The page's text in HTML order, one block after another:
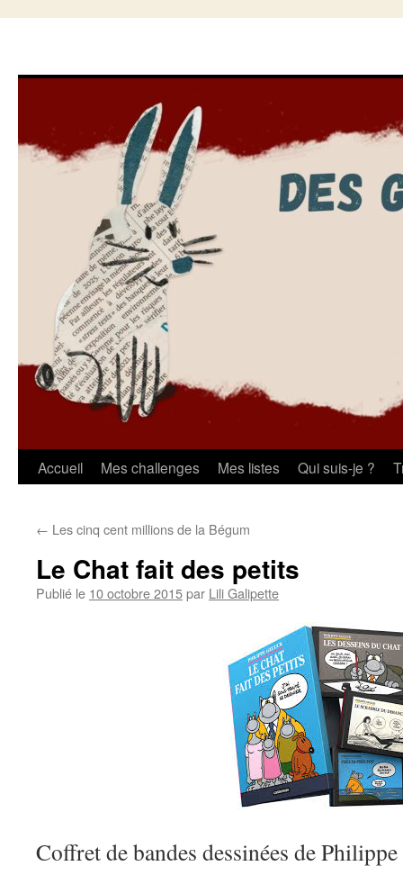
Aller
contenu
Accueil Mes challenges Mes listes Qui suis-je ?
← Les cinq cent millions de la Bégum
Le Chat fait des petits
Publié le 10 octobre 2015par Lili Galipette
Coffret de bandes dessinées de